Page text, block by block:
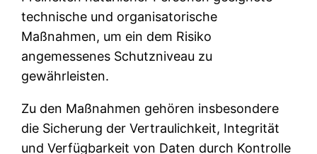
technische und organisatorische
Maßnahmen, um ein dem Risiko
angemessenes Schutzniveau zu
gewährleisten.
Zu den Maßnahmen gehören insbesondere
die Sicherung der Vertraulichkeit, Integrität
und Verfügbarkeit von Daten durch Kontrolle